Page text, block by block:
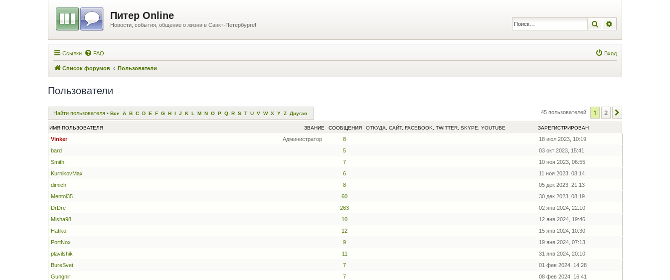
Питер Online
Новости, события, общение о жизни в Санкт-Петербурге! Поиск
Ссылки FAQ Вход
Список форумов Пользователи
Пользователи
Найти пользователя • Все A B C D E F G H I J K L M N O P Q R S T U V W X Y Z Другая 45 пользователей 1 2
ЗВАНИЕ
ИМЯ ПОЛЬЗОВАТЕЛЯ СООБЩЕНИЯ ОТКУДА, САЙТ, FACEBOOK, TWITTER, SKYPE, YOUTUBE ЗАРЕГИСТРИРОВАН
Администратор
Vinker 8
18 июл 2023, 10:19
bard
5
03 окт 2023, 15:41
Smith
7
10 ноя 2023, 06:55
KurnikovMax
6
11 ноя 2023, 08:14
dimich
8
05 дек 2023, 21:13
Mentol35
60
30 дек 2023, 08:19
DrDre
263
02 янв 2024, 22:10
Misha98
10
12 янв 2024, 19:46
Hatiko
12
15 янв 2024, 10:30
PortNox
9
19 янв 2024, 07:13
plavilshik
11
31 янв 2024, 20:10
BureSvet
7
01 фев 2024, 14:28
Gungnir
7
08 фев 2024, 16:41